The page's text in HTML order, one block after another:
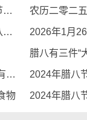
没有改变。腊八
化内涵。通过腊
活的美好。
过去的遗产，更
的尊重，也是对
2026年1月26日是不是乔迁吉日呢 腊八节搬家讲究要牢记
2026年1月26日适合搬家入住新房吗 腊八节今天是黄道吉日吗
腊八有三件“
2023年农历腊月初八是什么日子 腊八节有关的小故事
物